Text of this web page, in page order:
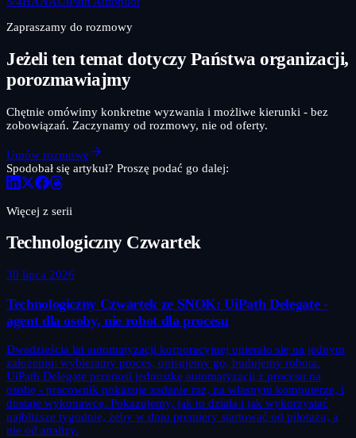
Zapraszamy do rozmowy
Jeżeli ten temat dotyczy Państwa organizacji,
porozmawiajmy
Chętnie omówimy konkretne wyzwania i możliwe kierunki - bez
zobowiązań. Zaczynamy od rozmowy, nie od oferty.
Umów rozmowę
Spodobał się artykuł? Proszę podać go dalej:
Więcej z serii
Technologiczny Czwartek
30 lipca 2026
Technologiczny Czwartek ze SNOK: UiPath Delegate -
agent dla osoby, nie robot dla procesu
Dwadzieścia lat automatyzacji korporacyjnej opierało się na jednym
założeniu: wybieramy proces, opisujemy go, budujemy robota.
UiPath Delegate przenosi jednostkę automatyzacji z procesu na
osobę - pracownik pokazuje zadanie raz, na własnym komputerze, i
dostaje wykonawcę. Pokazujemy, jak to działa i jak wykorzystać
najbliższe tygodnie, żeby w dniu premiery startować od pilotażu, a
nie od analizy.